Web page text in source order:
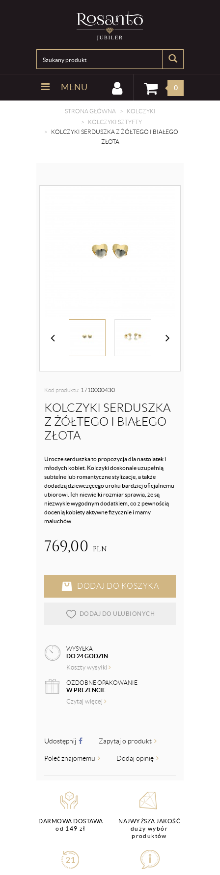
MENU 0
STRONA GŁÓWNA
KOLCZYKI
KOLCZYKI SZTYFTY
KOLCZYKI SERDUSZKA Z ŻÓŁTEGO I BIAŁEGO
ZŁOTA
Kod produktu: 1710000430
KOLCZYKI SERDUSZKA
Z ŻÓŁTEGO I BIAŁEGO
ZŁOTA
Urocze serduszka to propozycja dla nastolatek i
młodych kobiet. Kolczyki doskonale uzupełnią
subtelne lub romantyczne stylizacje, a także
dodadzą dziewczęcego uroku bardziej oficjalnemu
ubiorowi. Ich niewielki rozmiar sprawia, że są
niezwykle wygodnym dodatkiem, co z pewnością
docenią kobiety aktywne fizycznie i mamy
maluchów.
769,00 PLN
DODAJ DO KOSZYKA
DODAJ DO ULUBIONYCH
WYSYŁKA
DO 24 GODZIN
Koszty wysyłki
OZDOBNE OPAKOWANIE
W PREZENCIE
Czytaj więcej
Udostępnij Zapytaj o produkt
Poleć znajomemu Dodaj opinię
DARMOWA DOSTAWA
od 149 zł
NAJWYŻSZA JAKOŚĆ
duży wybór
produktów